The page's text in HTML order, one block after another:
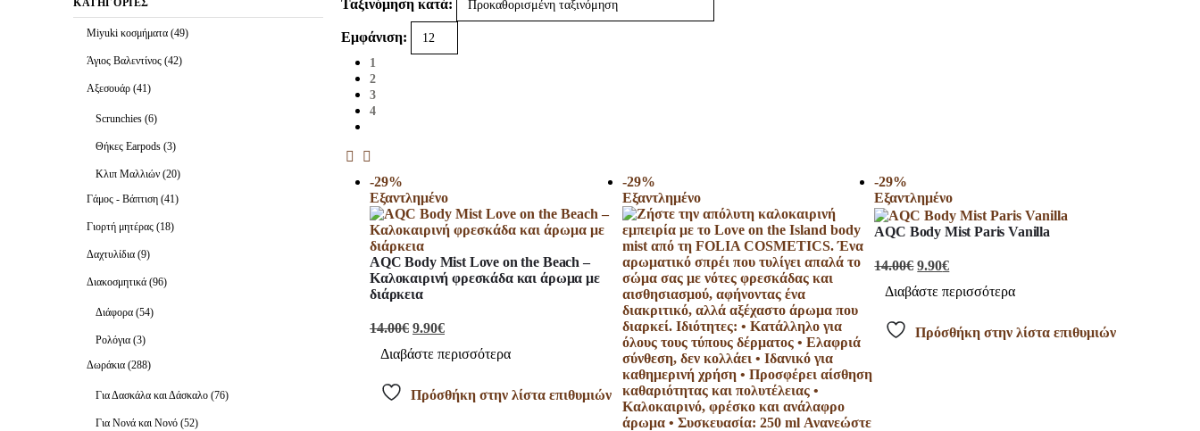
Ταξινόμηση κατά:
Εμφάνιση:
1
2
3
4
-29%
Εξαντλημένο
AQC Body Mist Love on the Beach –
Καλοκαιρινή φρεσκάδα και άρωμα με
διάρκεια
14.00€ 9.90€
Διαβάστε περισσότερα
Πρόσθήκη στην λίστα επιθυμιών
-29%
Εξαντλημένο
-29%
Εξαντλημένο
AQC Body Mist Paris Vanilla
14.00€ 9.90€
Διαβάστε περισσότερα
Πρόσθήκη στην λίστα επιθυμιών
ΚΑΤΗΓΟΡΊΕΣ
Miyuki κοσμήματα (49)
Άγιος Βαλεντίνος (42)
Αξεσουάρ (41)
Scrunchies (6)
Θήκες Earpods (3)
Κλιπ Μαλλιών (20)
Γάμος - Βάπτιση (41)
Γιορτή μητέρας (18)
Δαχτυλίδια (9)
Διακοσμητικά (96)
Διάφορα (54)
Ρολόγια (3)
Δωράκια (288)
Για Δασκάλα και Δάσκαλο (76)
Για Νονά και Νονό (52)